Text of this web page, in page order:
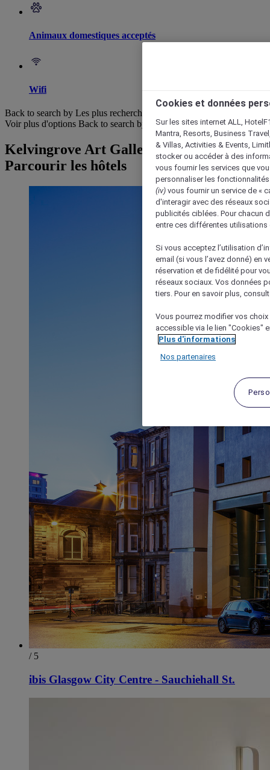
Animaux domestiques acceptés
Wifi
Back to search by Les plus recherchés
Voir plus d'options Back to search by categories
Kelvingrove Art Gallery and Museum :
Parcourir les hôtels
/ 5
ibis Glasgow City Centre - Sauchiehall St.
Cookies et données
Sur les sites internet ALL,
Mantra, Resorts, Business
& Villas, Activities & Events,
stocker ou accéder à des
vous fournir les services que
personnaliser les
(iv) vous fournir un service de «
d'interagir avec des réseaux
publicités ciblées. Pour chacun
entre ces différentes utilisations
Si vous acceptez l’utilisation
email (si vous l’avez donné) en
réservation et de fidélité pour
réseaux sociaux. Vos données
tiers. Pour en savoir plus,
Vous pourrez modifier vos
accessible via le lien "Cookies"
Plus d'informations
Nos partenaires